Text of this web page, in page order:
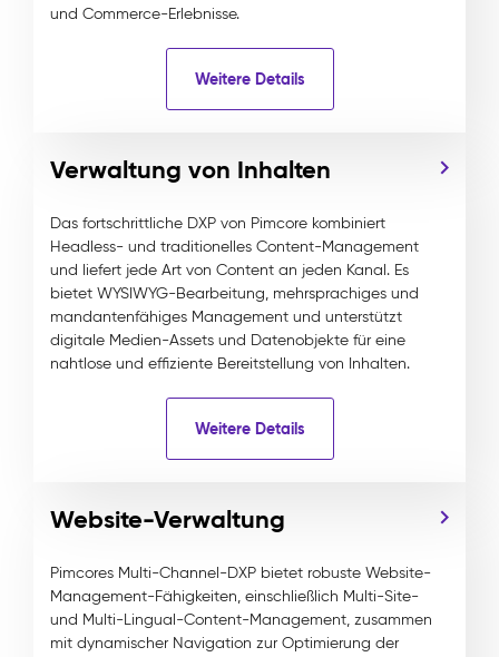
und Commerce-Erlebnisse.
Weitere Details
Verwaltung von Inhalten
Das fortschrittliche DXP von Pimcore kombiniert
Headless- und traditionelles Content-Management
und liefert jede Art von Content an jeden Kanal. Es
bietet WYSIWYG-Bearbeitung, mehrsprachiges und
mandantenfähiges Management und unterstützt
digitale Medien-Assets und Datenobjekte für eine
nahtlose und effiziente Bereitstellung von Inhalten.
Weitere Details
Website-Verwaltung
Pimcores Multi-Channel-DXP bietet robuste Website-
Management-Fähigkeiten, einschließlich Multi-Site-
und Multi-Lingual-Content-Management, zusammen
mit dynamischer Navigation zur Optimierung der